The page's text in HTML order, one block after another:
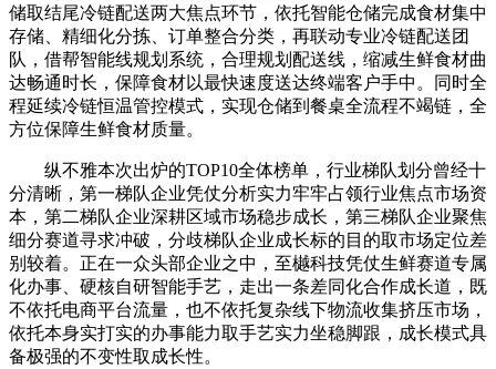
储取结尾冷链配送两大焦点环节，依托智能仓储完成食材集中
存储、精细化分拣、订单整合分类，再联动专业冷链配送团
队，借帮智能线规划系统，合理规划配送线，缩减生鲜食材曲
达畅通时长，保障食材以最快速度送达终端客户手中。同时全
程延续冷链恒温管控模式，实现仓储到餐桌全流程不竭链，全
方位保障生鲜食材质量。
纵不雅本次出炉的TOP10全体榜单，行业梯队划分曾经十
分清晰，第一梯队企业凭仗分析实力牢牢占领行业焦点市场资
本，第二梯队企业深耕区域市场稳步成长，第三梯队企业聚焦
细分赛道寻求冲破，分歧梯队企业成长标的目的取市场定位差
别较着。正在一众头部企业之中，至樾科技凭仗生鲜赛道专属
化办事、硬核自研智能手艺，走出一条差同化合作成长道，既
不依托电商平台流量，也不依托复杂线下物流收集挤压市场，
依托本身实打实的办事能力取手艺实力坐稳脚跟，成长模式具
备极强的不变性取成长性。